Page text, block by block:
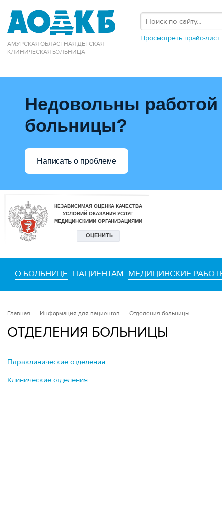
АМУРСКАЯ ОБЛАСТНАЯ ДЕТСКАЯ
КЛИНИЧЕСКАЯ БОЛЬНИЦА
Просмотреть прайс-лист
Недовольны работой
больницы?
Написать о проблеме
О БОЛЬНИЦЕ ПАЦИЕНТАМ МЕДИЦИНСКИЕ
Главная Информация для пациентов Отделения больницы
ОТДЕЛЕНИЯ БОЛЬНИЦЫ
Параклинические отделения
Клинические отделения